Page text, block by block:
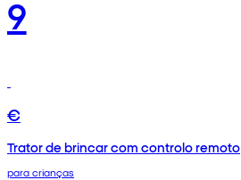
9
€
Trator de brincar com controlo remoto
para crianças